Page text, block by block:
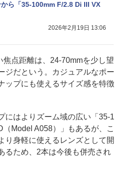
から「35-100mm F/2.8 Di III VX
2026年2月19日 13:06
点距離は、24-70mmを少し望
ジだという。カジュアルなポー
ップにも使えるサイズ感を特徴
にはよりズーム域の広い「35-1
Model A058）」もあるが、こ
り身軽に使えるレンズとして開
るため、2本は今後も併売され